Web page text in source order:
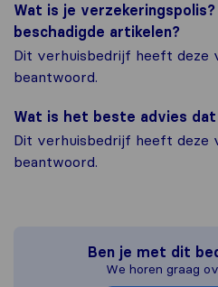
Wat is je
beschadigde artikelen?
Dit verhuisbedrijf heeft deze
beantwoord.
Wat is het beste advies
Dit verhuisbedrijf heeft deze
beantwoord.
Ben je met dit
We horen graag